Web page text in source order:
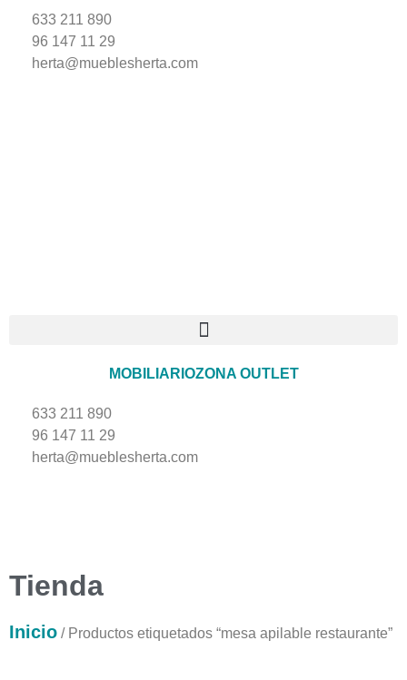
633 211 890
96 147 11 29
herta@mueblesherta.com
MOBILIARIOZONA OUTLET
633 211 890
96 147 11 29
herta@mueblesherta.com
Tienda
Inicio / Productos etiquetados “mesa apilable restaurante”